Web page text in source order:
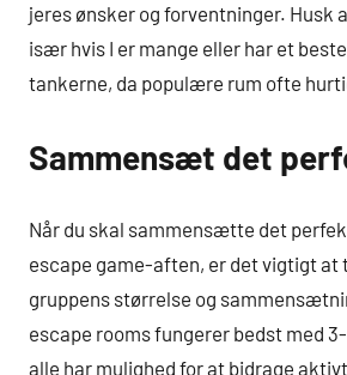
jeres ønsker og forventninger. Husk
især hvis I er mange eller har et
tankerne, da populære rum ofte
Sammensæt det
Når du skal sammensætte det
escape game-aften, er det vigtigt at
gruppens størrelse og
escape rooms fungerer bedst med
alle har mulighed for at bidrage